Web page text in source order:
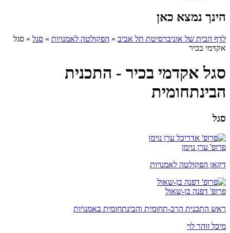
הינך נמצא כאן
לדף הבית של אוניברסיטת תל אביב » הפקולטה לאמנויות » סגל » סגל
אקדמי בכיר
סגל אקדמי בכיר - התכנית
הבינתחומית
סגל
פרופ' ערן נוימן
דקאן הפקולטה לאמנויות
פרופ' דפנה בן-שאול
ראש התכנית הרב-תחומית והבינתחומית באמנויות
מיכל זוהר לוי